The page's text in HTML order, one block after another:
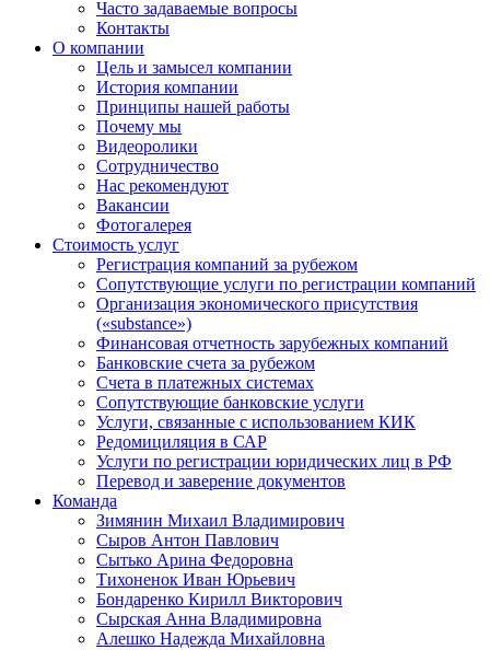
Часто задаваемые вопросы
Контакты
О компании
Цель и замысел компании
История компании
Принципы нашей работы
Почему мы
Видеоролики
Сотрудничество
Нас рекомендуют
Вакансии
Фотогалерея
Стоимость услуг
Регистрация компаний за рубежом
Сопутствующие услуги по регистрации компаний
Организация экономического присутствия
(«substance»)
Финансовая отчетность зарубежных компаний
Банковские счета за рубежом
Счета в платежных системах
Сопутствующие банковские услуги
Услуги, связанные с использованием КИК
Редомициляция в САР
Услуги по регистрации юридических лиц в РФ
Перевод и заверение документов
Команда
Зимянин Михаил Владимирович
Сыров Антон Павлович
Сытько Арина Федоровна
Тихоненок Иван Юрьевич
Бондаренко Кирилл Викторович
Сырская Анна Владимировна
Алешко Надежда Михайловна